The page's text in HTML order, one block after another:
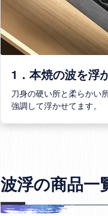
1．本焼の波を浮
刀身の硬い所と柔らかい
強調して浮かせてます。
波浮の商品一